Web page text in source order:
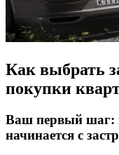
Как выбрать
покупки
Ваш первый шаг:
начинается с